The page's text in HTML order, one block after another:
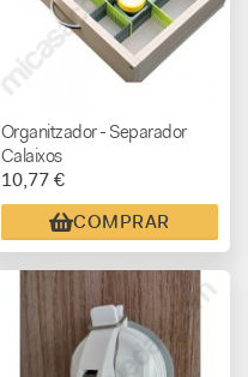
Organitzador - Separador
Calaixos
10,77 €
COMPRAR